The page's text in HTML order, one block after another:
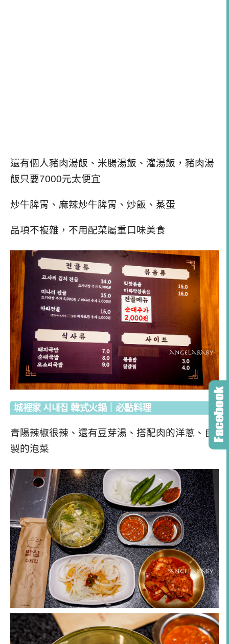
還有個人豬肉湯飯、米腸湯飯、灌湯飯，豬肉湯
飯只要7000元太便宜
炒牛脾胃、麻辣炒牛脾胃、炒飯、蒸蛋
品項不複雜，不用配菜屬重口味美食
城裡家 시내집 韓式火鍋｜必點料理
青陽辣椒很辣、還有豆芽湯、搭配肉的洋蔥、自
製的泡菜